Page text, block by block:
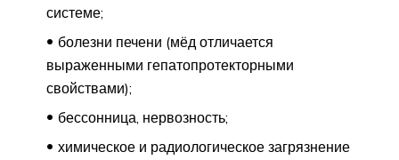
системе;
болезни печени (мёд отличается
выраженными гепатопротекторными
свойствами);
бессонница, нервозность;
химическое и радиологическое загрязнение